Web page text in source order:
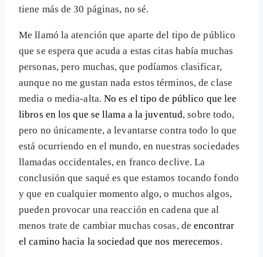
tiene más de 30 páginas, no sé.
Me llamó la atención que aparte del tipo de público
que se espera que acuda a estas citas había muchas
personas, pero muchas, que podíamos clasificar,
aunque no me gustan nada estos términos, de clase
media o media-alta.No es el tipo de público que lee
libros en los que se llama a la juventud, sobre todo,
pero no únicamente, a levantarse contra todo lo que
está ocurriendo en el mundo, en nuestras sociedades
llamadas occidentales, en franco declive. La
conclusión que saqué es que estamos tocando fondo
y que en cualquier momento algo, o muchos algos,
pueden provocar una reacción en cadena que al
menos trate de cambiar muchas cosas, deencontrar
el camino hacia la sociedad que nos merecemos.